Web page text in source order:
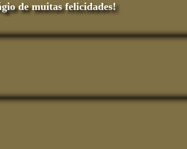
de muitas felicidades!